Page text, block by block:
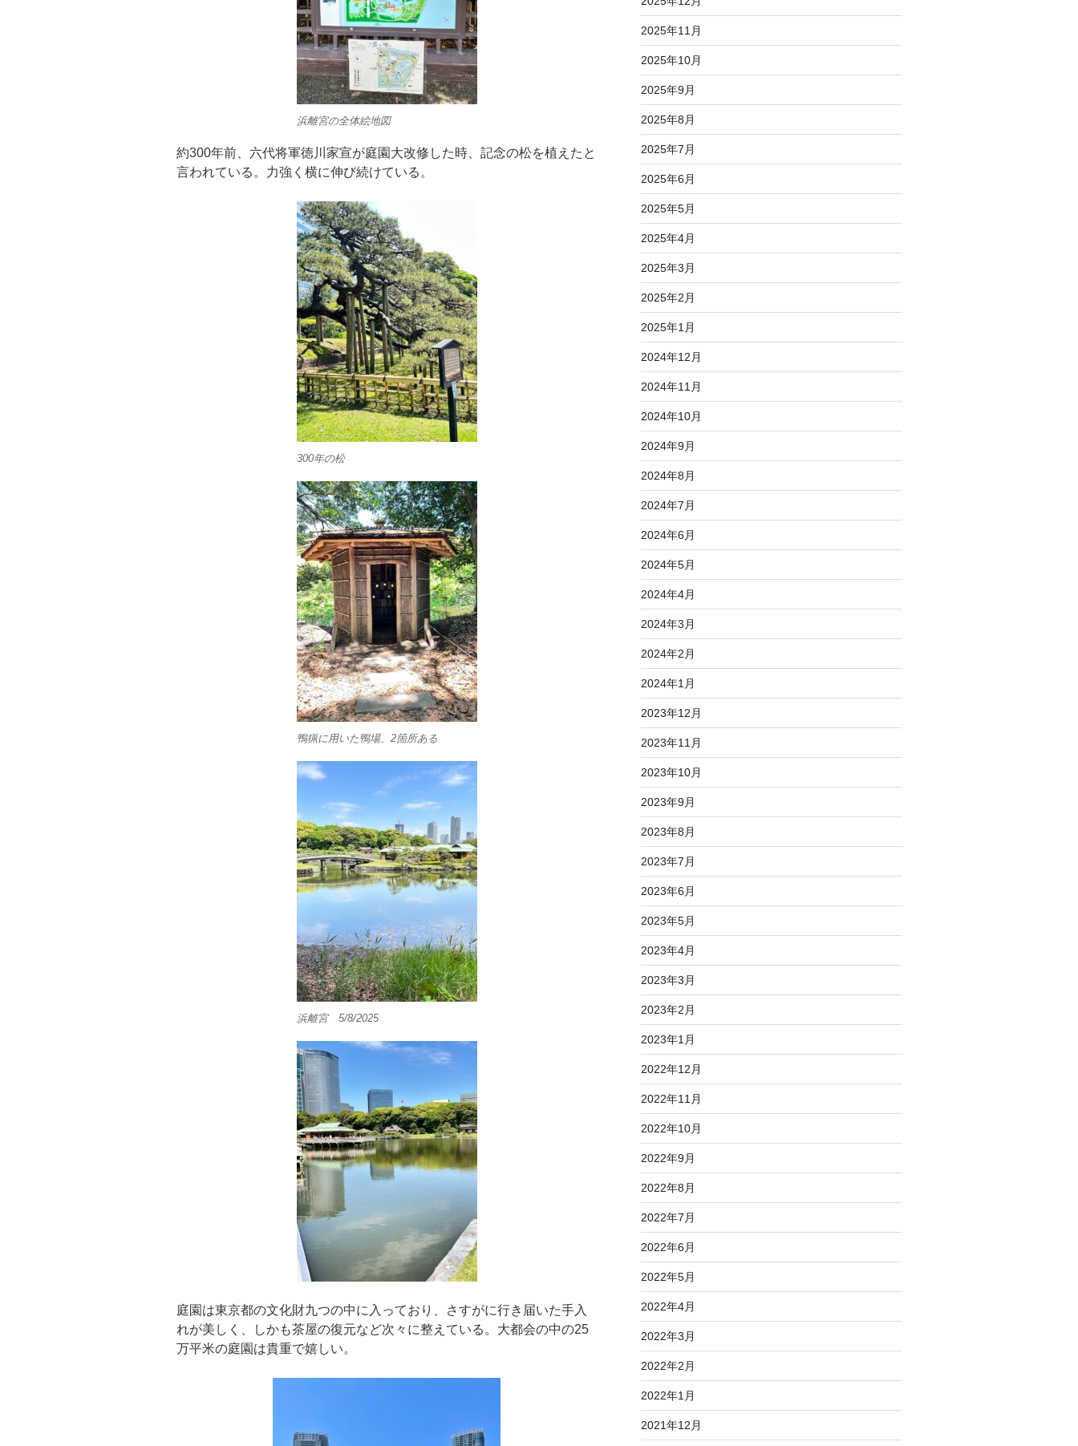
浜離宮の全体絵地図
約300年前、六代将軍徳川家宣が庭園大改修した時、記念の松を植えたと
言われている。力強く横に伸び続けている。
300年の松
鴨猟に用いた鴨場、2箇所ある
浜離宮 5/8/2025
庭園は東京都の文化財九つの中に入っており、さすがに行き届いた手入
れが美しく、しかも茶屋の復元など次々に整えている。大都会の中の25
万平米の庭園は貴重で嬉しい。
2025年11月
2025年10月
2025年9月
2025年8月
2025年7月
2025年6月
2025年5月
2025年4月
2025年3月
2025年2月
2025年1月
2024年12月
2024年11月
2024年10月
2024年9月
2024年8月
2024年7月
2024年6月
2024年5月
2024年4月
2024年3月
2024年2月
2024年1月
2023年12月
2023年11月
2023年10月
2023年9月
2023年8月
2023年7月
2023年6月
2023年5月
2023年4月
2023年3月
2023年2月
2023年1月
2022年12月
2022年11月
2022年10月
2022年9月
2022年8月
2022年7月
2022年6月
2022年5月
2022年4月
2022年3月
2022年2月
2022年1月
2021年12月